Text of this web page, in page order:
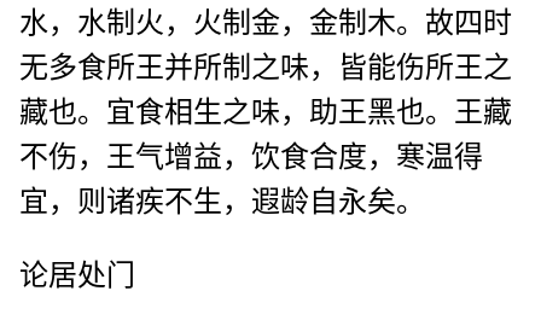
水，水制火，火制金，金制木。故四时
无多食所王并所制之味，皆能伤所王之
藏也。宜食相生之味，助王黑也。王藏
不伤，王气增益，饮食合度，寒温得
宜，则诸疾不生，遐龄自永矣。
论居处门